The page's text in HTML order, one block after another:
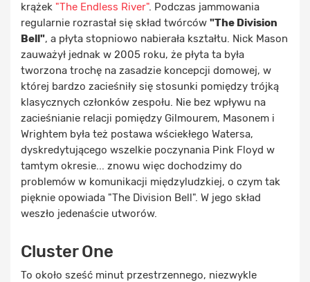
krążek "The Endless River". Podczas jammowania
regularnie rozrastał się skład twórców "The Division
Bell", a płyta stopniowo nabierała kształtu. Nick Mason
zauważył jednak w 2005 roku, że płyta ta była
tworzona trochę na zasadzie koncepcji domowej, w
której bardzo zacieśniły się stosunki pomiędzy trójką
klasycznych członków zespołu. Nie bez wpływu na
zacieśnianie relacji pomiędzy Gilmourem, Masonem i
Wrightem była też postawa wściekłego Watersa,
dyskredytującego wszelkie poczynania Pink Floyd w
tamtym okresie... znowu więc dochodzimy do
problemów w komunikacji międzyludzkiej, o czym tak
pięknie opowiada "The Division Bell". W jego skład
weszło jedenaście utworów.
Cluster One
To około sześć minut przestrzennego, niezwykle